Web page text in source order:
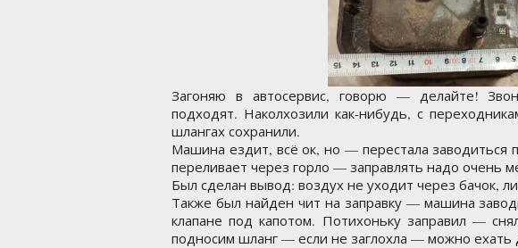
Загоняю в автосервис, говорю — делайте!
подходят. Наколхозили как-нибудь, с
шлангах сохранили.
Машина ездит, всё ок, но — перестала заводиться
переливает через горло — заправлять надо очень
Был сделан вывод: воздух не уходит через бачок,
Также был найден чит на заправку — машина
клапане под капотом. Потихоньку заправил —
подносим шланг — если не заглохла — можно ехать